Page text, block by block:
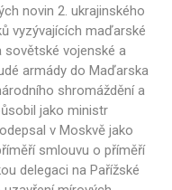
novin 2. ukrajinského
vyzývajících maďarské
sovětské vojenské a
armády do Maďarska
shromáždění a
jako ministr
v Moskvě jako
smlouvu o příměří
delegaci na Pařížské